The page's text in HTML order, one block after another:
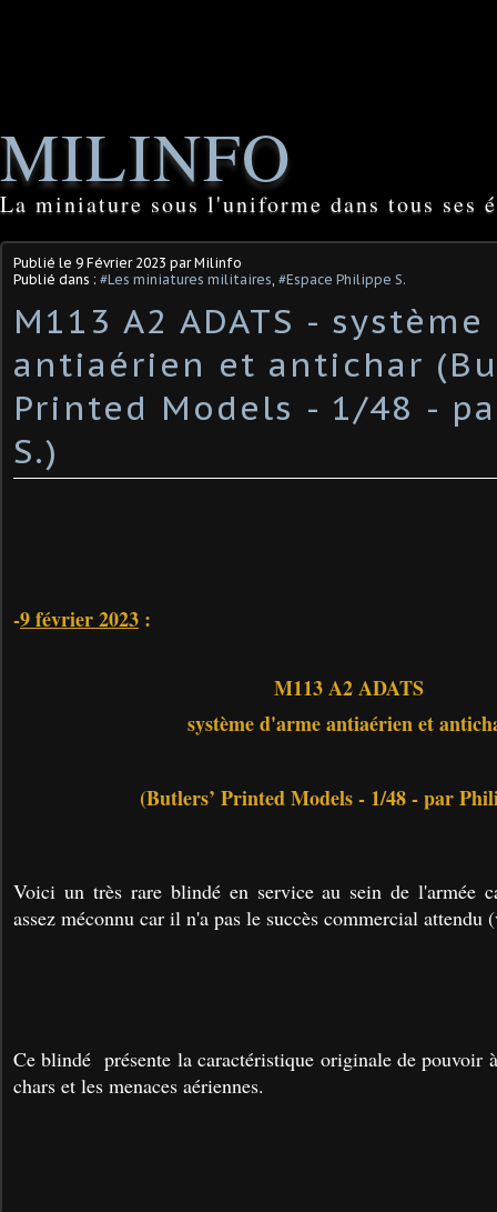
MILINFO
La miniature sous l'uniforme dans tous ses
Publié le 9 Février 2023 par Milinfo
Publié dans : #Les miniatures militaires, #Espace Philippe S.
M113 A2 ADATS -
antiaérien et antichar
Printed Models - 1/48 -
S.)
-9 février 2023 :
M113 A2 ADATS
système d'arme antiaérien et
(Butlers’ Printed Models - 1/48 - par
Voici un très rare blindé en service au sein de l'armée
assez méconnu car il n'a pas le succès commercial attendu
Ce blindé présente la caractéristique originale de pouvoir
chars et les menaces aériennes.